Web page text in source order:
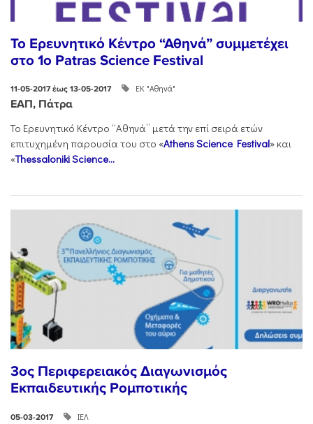
Το Ερευνητικό Κέντρο “Αθηνά” συμμετέχει
στο 1o Patras Science Festival
11-05-2017 έως 13-05-2017 ΕΚ "Αθηνά"
ΕΑΠ, Πάτρα
Το Ερευνητικό Κέντρο “Αθηνά” μετά την επί σειρά ετών
επιτυχημένη παρουσία του στο «Athens Science Festival» και
«Thessaloniki Science...
3ος Περιφερειακός Διαγωνισμός
Εκπαιδευτικής Ρομποτικής
05-03-2017 ΙΕΛ